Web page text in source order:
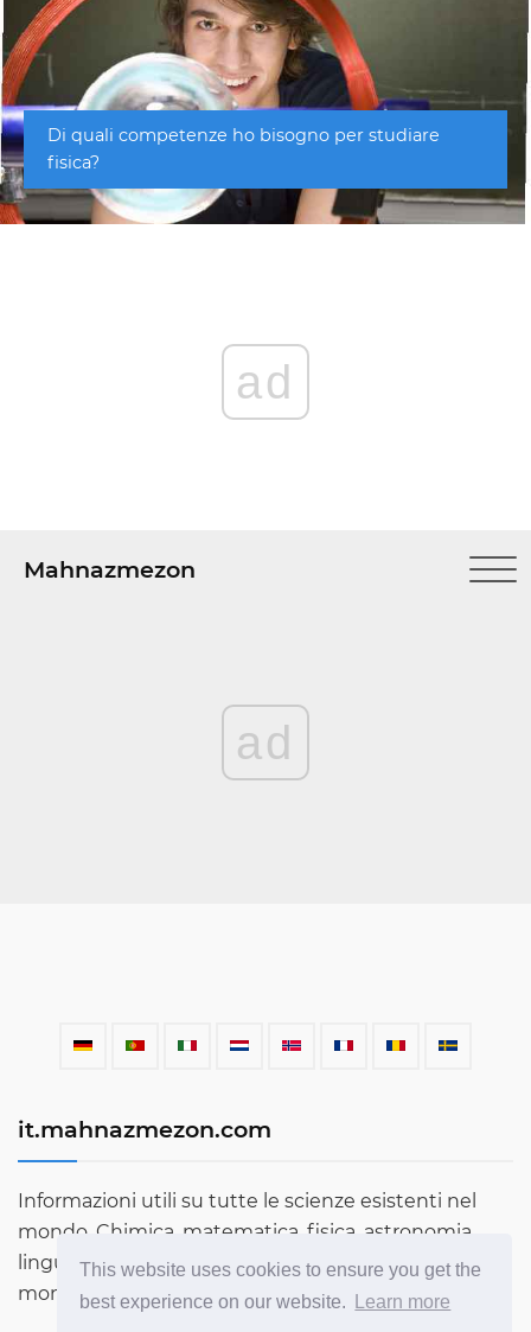
This website uses cookies to ensure you get the
best experience on our website.
Learn more
Di quali competenze ho bisogno per studiare
fisica?
ad
Mahnazmezon
ad
it.mahnazmezon.com
Informazioni utili su tutte le scienze esistenti nel
mondo. Chimica, matematica, fisica, astronomia,
lingue, letteratura e molto altro. Scopri di più sul
mondo attraverso il nostro blog!